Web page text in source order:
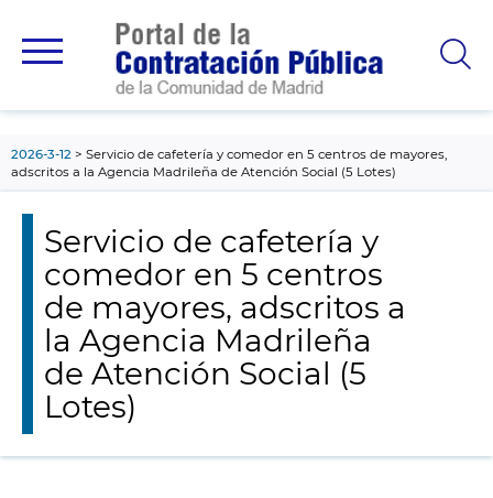
principal
2026-3-12
Servicio de cafetería y comedor en 5 centros de mayores,
adscritos a la Agencia Madrileña de Atención Social (5 Lotes)
Servicio de cafetería y
comedor en 5 centros
de mayores, adscritos a
la Agencia Madrileña
de Atención Social (5
Lotes)